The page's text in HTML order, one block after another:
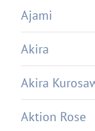
Ajami
Akira
Akira
Aktion Rose